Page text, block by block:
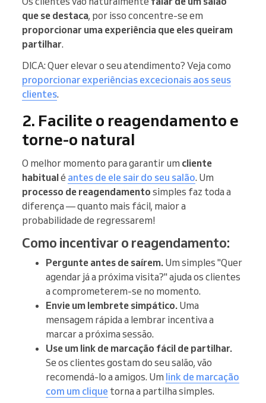
que se destaca, por isso concentre-se em
proporcionar uma experiência que eles queiram
partilhar.
DICA: Quer elevar o seu atendimento? Veja como
proporcionar experiências excecionais aos seus
clientes.
2. Facilite o reagendamento e
torne-o natural
O melhor momento para garantir um cliente
habitualé antes de ele sair do seu salão. Um
processo de reagendamento simples faz toda a
diferença — quanto mais fácil, maior a
probabilidade de regressarem!
Como incentivar o reagendamento:
Pergunte antes de saírem. Um simples "Quer
agendar já a próxima visita?" ajuda os clientes
a comprometerem-se no momento.
Envie um lembrete simpático. Uma
mensagem rápida a lembrar incentiva a
marcar a próxima sessão.
Use um link de marcação fácil de partilhar.
Se os clientes gostam do seu salão, vão
recomendá-lo a amigos. Um link de marcação
com um clique torna a partilha simples.